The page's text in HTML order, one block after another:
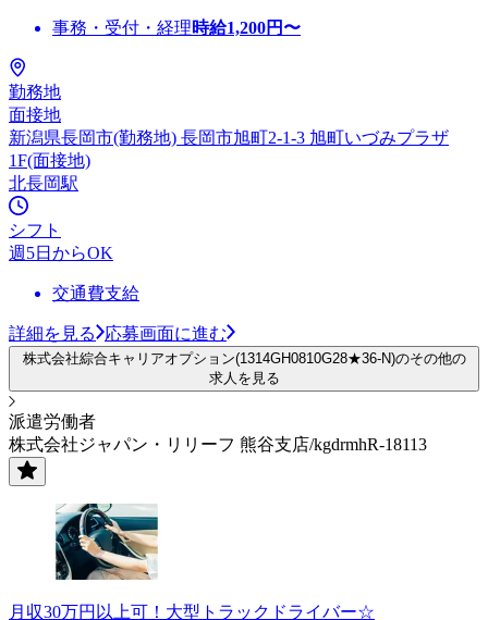
事務・受付・経理時給1,200円〜
勤務地
面接地
新潟県長岡市(勤務地) 長岡市旭町2-1-3 旭町いづみプラザ
1F(面接地)
北長岡駅
シフト
週5日からOK
交通費支給
詳細を見る 応募画面に進む
株式会社綜合キャリアオプション(1314GH0810G28★36-N)のその他の
求人を見る
派遣労働者
株式会社ジャパン・リリーフ 熊谷支店/kgdrmhR-18113
月収30万円以上可！大型トラックドライバー☆